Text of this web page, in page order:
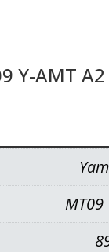
Y-AMT A2
MT09